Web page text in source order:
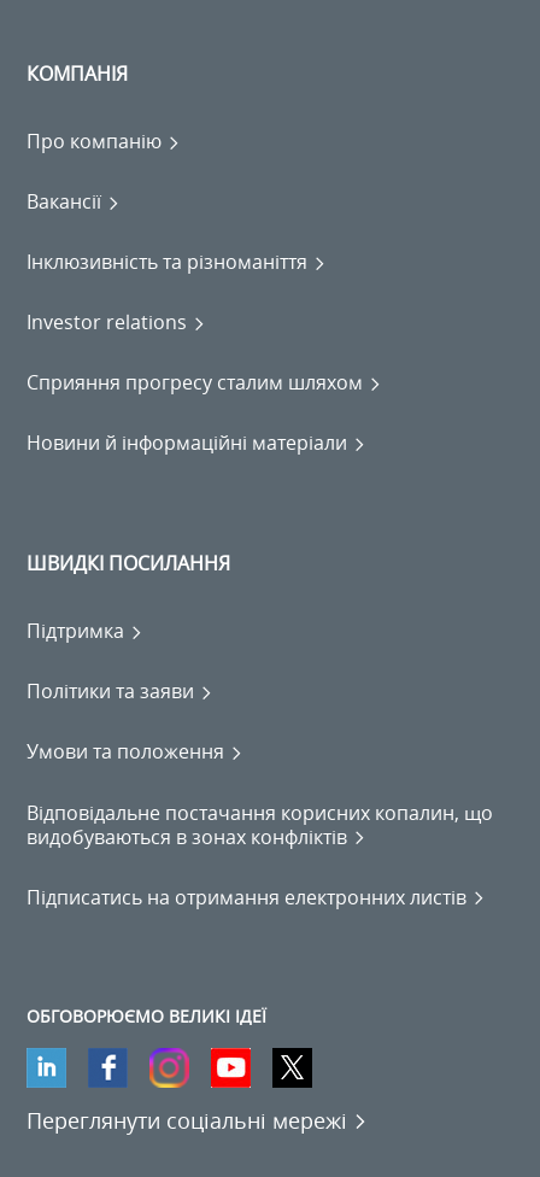
КОМПАНІЯ
Про компанію
Вакансії
Інклюзивність та різноманіття
Investor relations
Сприяння прогресу сталим шляхом
Новини й інформаційні матеріали
ШВИДКІ ПОСИЛАННЯ
Підтримка
Політики та заяви
Умови та положення
Відповідальне постачання корисних копалин, що
видобуваються в зонах конфліктів
Підписатись на отримання електронних листів
ОБГОВОРЮЄМО ВЕЛИКІ ІДЕЇ
Переглянути соціальні мережі